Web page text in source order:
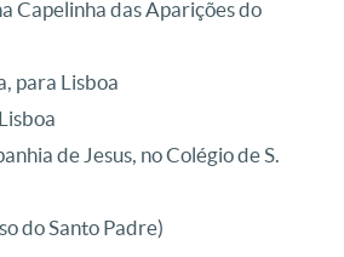
Capelinha das Aparições do
para Lisboa
de Jesus, no Colégio de S.
do Santo Padre)